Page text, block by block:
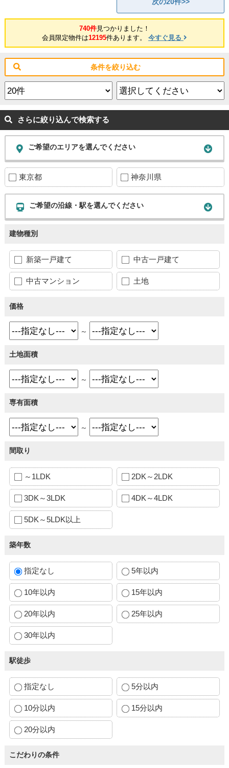
740件見つかりました！
会員限定物件は12195件あります。 今すぐ見る
条件を絞り込む
さらに絞り込んで検索する
ご希望のエリアを選んでください
東京都 神奈川県
ご希望の沿線・駅を選んでください
建物種別
新築一戸建て 中古一戸建て
中古マンション 土地
価格
～
土地面積
～
専有面積
～
間取り
～1LDK 2DK～2LDK
3DK～3LDK 4DK～4LDK
5DK～5LDK以上
築年数
指定なし 5年以内
10年以内 15年以内
20年以内 25年以内
30年以内
駅徒歩
指定なし 5分以内
10分以内 15分以内
20分以内
こだわりの条件